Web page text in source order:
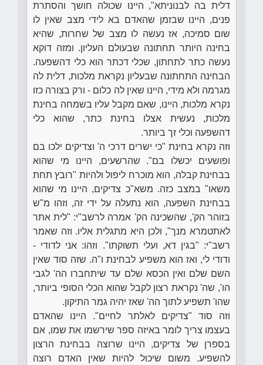
דלית בה לבנוניתא", היינו שכולה חושך והסתרת
פנים, היינו שבזמן שהאדם בא לידי מצב שאין לו
שום סמיכה, אז נעשה לו מצב של שחרות, שהיא
בחינה היותר תחתונה שבעולם העליון. ומזה דוקא
נעשה כתר לתחתון, שכלי דכתר הוא כלי דהשפעה.
הבחינה התחתונה שבעליון נקראת מלכות, דלית לה
מגרמה ולא מידי, היינו שאין לה כלום - ורק בצורה כזו
נקרא מלכות, היינו, שאם מקבל עליו בשמחה בחינת
מלכות, נעשית אצלו בחינת כתר, שהוא כלי
דהשפעה וכלי זך ביותר.
וזה נקרא בחינת "כי ישרים דרכי ה' וצדיקים ילכו בם
ופושעים יכשלו בם". שהרשעים, היינו מי שהוא
בבחינת קבלה, הוא מוכרח ליפול ולהיות "רובץ תחת
משאו" במצב כזה. משא"כ צדיקים, היינו מי שהוא
בבחינת השפעה, הוא נתעלה על ידי זה, וזהו מ"ש
בזוהר הק', שהשכינה הק' אמרה לרשב"י: "לית אתר
לאתטמרא מנך", ולכן היא מתגלית אליו. וזה שאמר
רשב"י: "בגין דא, ועלי תשוקתו". וזהו: אני לדודי -
ודודי לי, ואז הוא משפיע לבחינת ו"ה. שזה סוד שאין
השם שלם ואין הכסא שלם עד שיתחברו הה' לגבי
הו', שה' נקראת רצון לקבל שהוא הכלי הסופי ביותר,
שהו' תשפיע לתוך הה' שאז יהיה גמר התיקון.
וזה סוד "צדיקים לאלתר לחיים". היינו שהאדם
בעצמו צריך לומר באיזה ספר שירשמו את שמו, אם
בספרן של צדיקים, היינו שרוצה בבחינת הרצון
להשפיע. משום שיכול להיות שאין האדם רוצה